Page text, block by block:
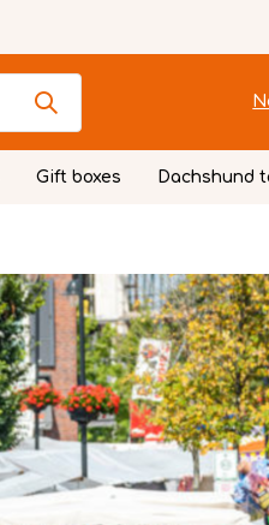
Gift boxes Dachshund